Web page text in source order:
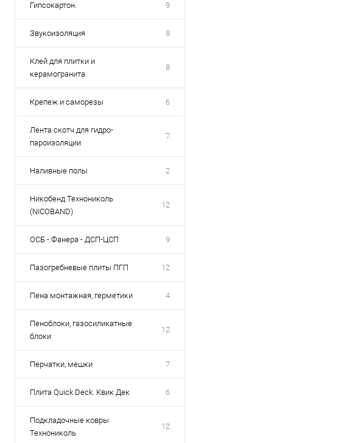
Гипсокартон. 9
Звукоизоляция 8
Клей для плитки и
керамогранита
8
Крепеж и саморезы 6
Лента скотч для гидро-
пароизоляции
7
Наливные полы 2
Никобенд Технониколь
(NICOBAND)
12
ОСБ - Фанера - ДСП-ЦСП 9
Пазогребневые плиты ПГП 12
Пена монтажная, герметики 4
Пеноблоки, газосиликатные
блоки
12
Перчатки, мешки 7
Плита Quick Deck. Квик Дек 6
Подкладочные ковры
Технониколь
12